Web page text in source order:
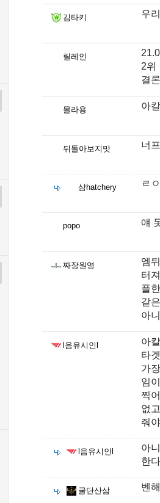
김타키 우
릴레인
2위
결
몰라용 아
뒤돌아보지맛 너
삼hatchery ㄹㅇ
popo 얘
짜장원영
엠
터
플
같
아
l음유시인l
아
타
가
임
찍
없
줘
l음유시인l
아
한
굴단산삼 벤